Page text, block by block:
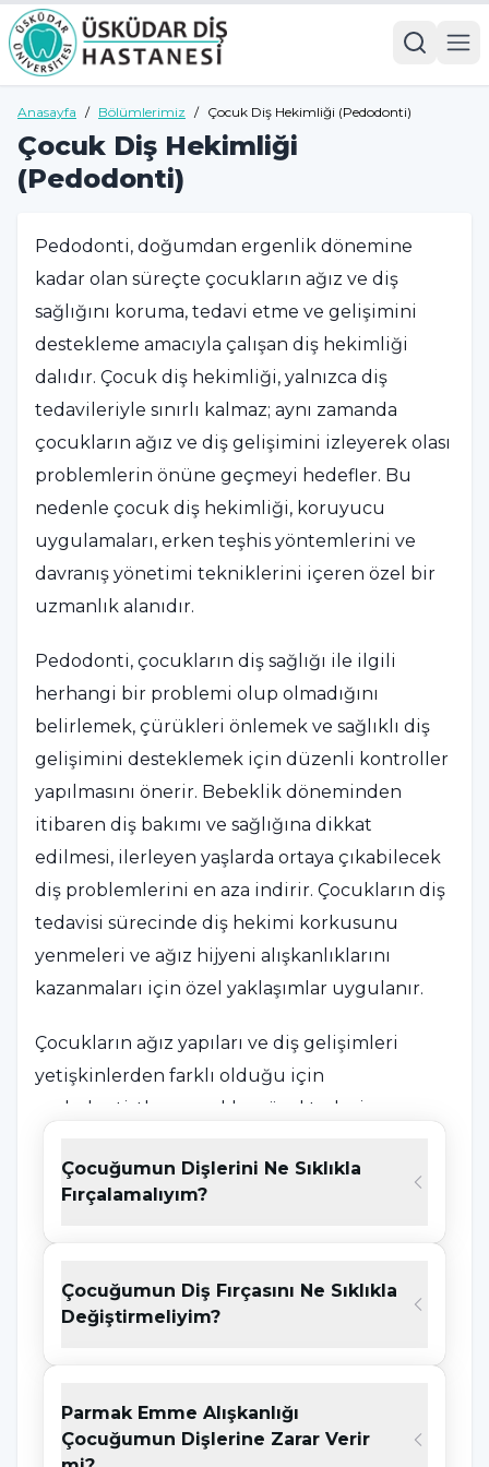
Anasayfa / Bölümlerimiz / Çocuk Diş Hekimliği (Pedodonti)
Çocuk Diş Hekimliği
(Pedodonti)
Pedodonti, doğumdan ergenlik dönemine
kadar olan süreçte çocukların ağız ve diş
sağlığını koruma, tedavi etme ve gelişimini
destekleme amacıyla çalışan diş hekimliği
dalıdır. Çocuk diş hekimliği, yalnızca diş
tedavileriyle sınırlı kalmaz; aynı zamanda
çocukların ağız ve diş gelişimini izleyerek olası
problemlerin önüne geçmeyi hedefler. Bu
nedenle çocuk diş hekimliği, koruyucu
uygulamaları, erken teşhis yöntemlerini ve
davranış yönetimi tekniklerini içeren özel bir
uzmanlık alanıdır.
Pedodonti, çocukların diş sağlığı ile ilgili
herhangi bir problemi olup olmadığını
belirlemek, çürükleri önlemek ve sağlıklı diş
gelişimini desteklemek için düzenli kontroller
yapılmasını önerir. Bebeklik döneminden
itibaren diş bakımı ve sağlığına dikkat
edilmesi, ilerleyen yaşlarda ortaya çıkabilecek
diş problemlerini en aza indirir. Çocukların diş
tedavisi sürecinde diş hekimi korkusunu
yenmeleri ve ağız hijyeni alışkanlıklarını
kazanmaları için özel yaklaşımlar uygulanır.
Çocukların ağız yapıları ve diş gelişimleri
yetişkinlerden farklı olduğu için
pedodontistler, çocuklara özel tedavi
yakından takip eder. Çocuk diş hekimliği,
yalnızca tedaviye yönelik bir alan değildir; aynı
zamanda çürükleri önlemek, ortodontik
destekleyici alışkanlıklar kazandırmak için de
Pedodontist (Çocuk Diş Hekimi) Kimdir?
Pedodontist, çocuk diş hekimliği alanında
Çocuğumun Dişlerini Ne Sıklıkla
Fırçalamalıyım?
Çocuğumun Diş Fırçasını Ne Sıklıkla
Değiştirmeliyim?
Parmak Emme Alışkanlığı
Çocuğumun Dişlerine Zarar Verir